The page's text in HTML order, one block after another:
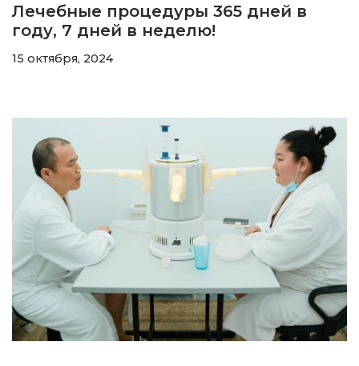
Лечебные процедуры 365 дней в
году, 7 дней в неделю!
15 октября, 2024